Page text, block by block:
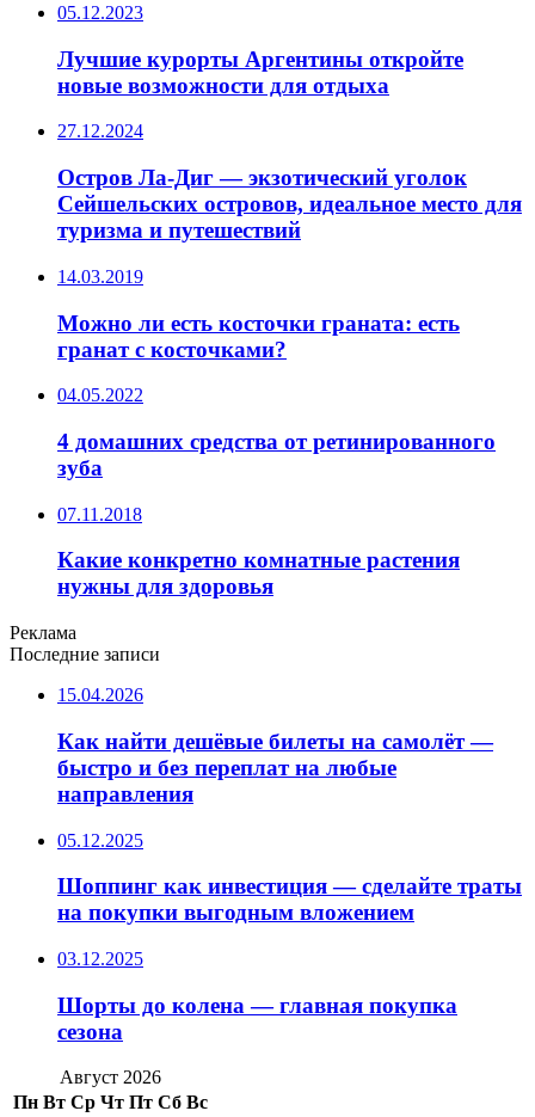
05.12.2023
Лучшие курорты Аргентины откройте
новые возможности для отдыха
27.12.2024
Остров Ла-Диг — экзотический уголок
Сейшельских островов, идеальное место для
туризма и путешествий
14.03.2019
Можно ли есть косточки граната: есть
гранат с косточками?
04.05.2022
4 домашних средства от ретинированного
зуба
07.11.2018
Какие конкретно комнатные растения
нужны для здоровья
Реклама
Последние записи
15.04.2026
Как найти дешёвые билеты на самолёт —
быстро и без переплат на любые
направления
05.12.2025
Шоппинг как инвестиция — сделайте траты
на покупки выгодным вложением
03.12.2025
Шорты до колена — главная покупка
сезона
Август 2026
Пн Вт Ср Чт Пт Сб Вс